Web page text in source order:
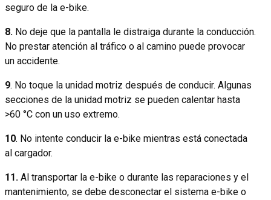
seguro de la e-bike.
8. No deje que la pantalla le distraiga durante la conducción.
No prestar atención al tráfico o al camino puede provocar
un accidente.
9. No toque la unidad motriz después de conducir. Algunas
secciones de la unidad motriz se pueden calentar hasta
>60 °C con un uso extremo.
10. No intente conducir la e-bike mientras está conectada
al cargador.
11. Al transportar la e-bike o durante las reparaciones y el
mantenimiento, se debe desconectar el sistema e-bike o